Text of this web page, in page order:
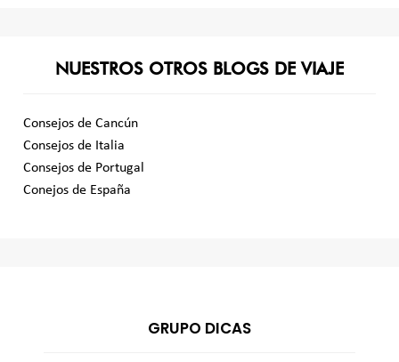
NUESTROS OTROS BLOGS DE VIAJE
Consejos de Cancún
Consejos de Italia
Consejos de Portugal
Conejos de España
GRUPO DICAS